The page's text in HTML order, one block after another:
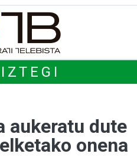
aukeratu dute
onena